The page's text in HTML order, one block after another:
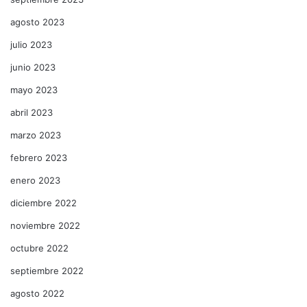
agosto 2023
julio 2023
junio 2023
mayo 2023
abril 2023
marzo 2023
febrero 2023
enero 2023
diciembre 2022
noviembre 2022
octubre 2022
septiembre 2022
agosto 2022